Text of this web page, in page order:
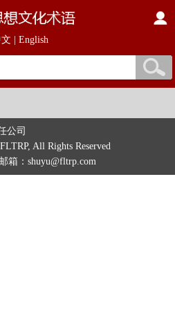
English
公司
All Rights Reserved
箱：shuyu@fltrp.com